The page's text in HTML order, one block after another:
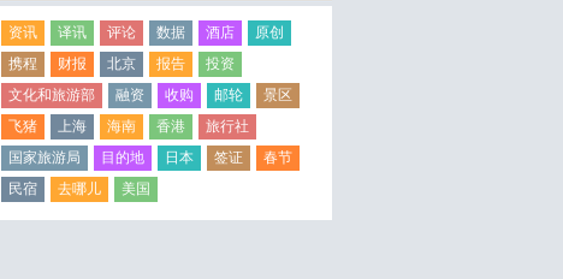
资讯 译讯 评论 数据 酒店
原创
携程
财报 北京 报告
投资
文化和旅游部
融资 收购 邮轮
景区
飞猪
上海 海南 香港
旅行社
国家旅游局
目的地 日本 签证
春节
民宿
去哪儿 美国